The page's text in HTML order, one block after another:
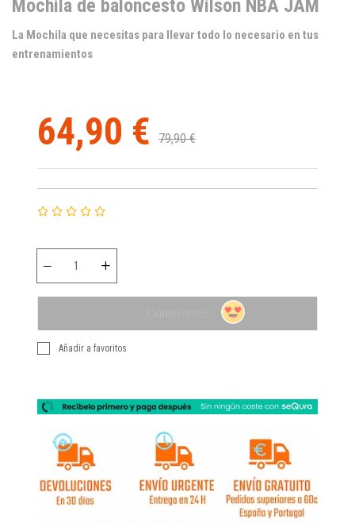
Mochila de baloncesto Wilson NBA JAM
La Mochila que necesitas para llevar todo lo necesario en tus
entrenamientos
64,90 € 79,90 €
Añadir a favoritos